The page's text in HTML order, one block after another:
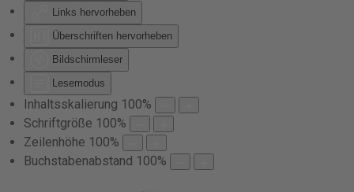
Links hervorheben
Überschriften hervorheben
Bildschirmleser
Lesemodus
Inhaltsskalierung 100%
Schriftgröße 100%
Zeilenhöhe 100%
Buchstabenabstand 100%